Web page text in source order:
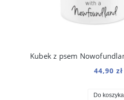
Kubek z psem
44,90 zł
Do koszyka